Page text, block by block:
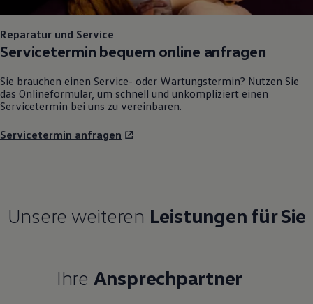
Reparatur und Service
Servicetermin bequem online anfragen
Sie brauchen einen Service- oder Wartungstermin? Nutzen Sie
das Onlineformular, um schnell und unkompliziert einen
Servicetermin bei uns zu vereinbaren.
Servicetermin anfragen
Unsere weiteren Leistungen für Sie
Ihre Ansprechpartner